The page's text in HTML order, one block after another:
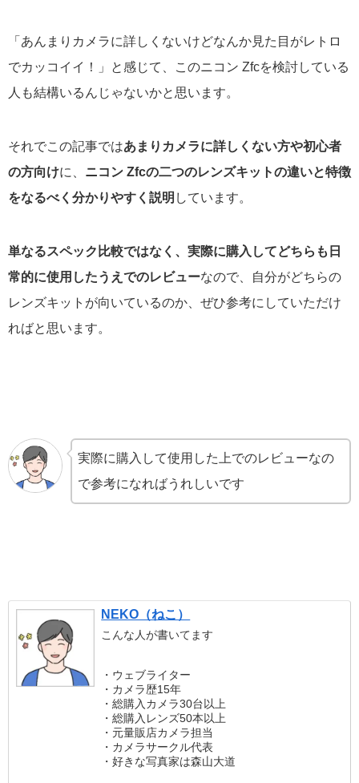
「あんまりカメラに詳しくないけどなんか見た目がレトロ
でカッコイイ！」と感じて、このニコン Zfcを検討している
人も結構いるんじゃないかと思います。
それでこの記事ではあまりカメラに詳しくない方や初心者
の方向けに、 ニコン Zfcの二つのレンズキットの違いと特徴
をなるべく分かりやすく説明 しています。
単なるスペック比較ではなく、実際に購入してどちらも日
常的に使用したうえでのレビューなので、自分がどちらの
レンズキットが向いているのか、ぜひ参考にしていただけ
ればと思います。
実際に購入して使用した上でのレビューなの
で参考になればうれしいです
NEKO（ねこ）
こんな人が書いてます
・ウェブライター
・カメラ歴15年
・総購入カメラ30台以上
・総購入レンズ50本以上
・元量販店カメラ担当
・カメラサークル代表
・好きな写真家は森山大道